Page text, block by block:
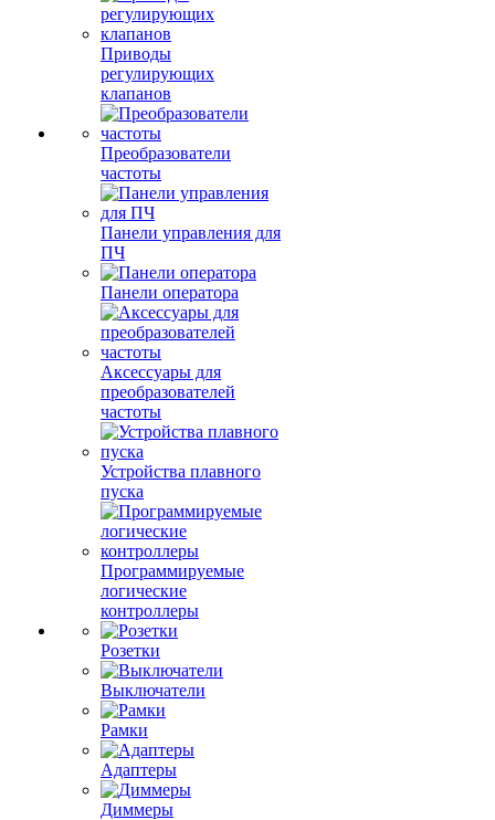
Приводы
регулирующих
клапанов
Преобразователи
частоты
Панели управления для
ПЧ
Панели оператора
Аксессуары для
преобразователей
частоты
Устройства плавного
пуска
Программируемые
логические
контроллеры
Розетки
Выключатели
Рамки
Адаптеры
Диммеры